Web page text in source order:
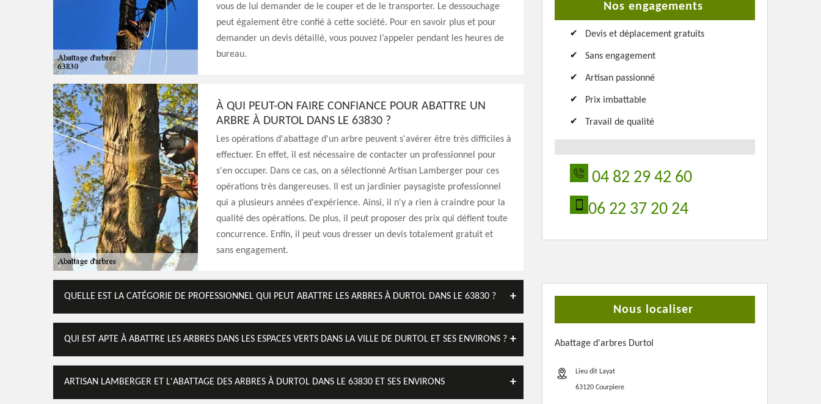
vous de lui demander de le couper et de le transporter. Le dessouchage
peut également être confié à cette société. Pour en savoir plus et pour
demander un devis détaillé, vous pouvez l’appeler pendant les heures de
bureau.
À QUI PEUT-ON FAIRE CONFIANCE POUR ABATTRE UN
ARBRE À DURTOL DANS LE 63830 ?
Les opérations d'abattage d'un arbre peuvent s'avérer être très difficiles à
effectuer. En effet, il est nécessaire de contacter un professionnel pour
s'en occuper. Dans ce cas, on a sélectionné Artisan Lamberger pour ces
opérations très dangereuses. Il est un jardinier paysagiste professionnel
qui a plusieurs années d'expérience. Ainsi, il n'y a rien à craindre pour la
qualité des opérations. De plus, il peut proposer des prix qui défient toute
concurrence. Enfin, il peut vous dresser un devis totalement gratuit et
sans engagement.
QUELLE EST LA CATÉGORIE DE PROFESSIONNEL QUI PEUT ABATTRE LES ARBRES À DURTOL DANS LE 63830 ?
QUI EST APTE À ABATTRE LES ARBRES DANS LES ESPACES VERTS DANS LA VILLE DE DURTOL ET SES ENVIRONS ?
ARTISAN LAMBERGER ET L'ABATTAGE DES ARBRES À DURTOL DANS LE 63830 ET SES ENVIRONS
Nos engagements
Devis et déplacement gratuits
Sans engagement
Artisan passionné
Prix imbattable
Travail de qualité
04 82 29 42 60
06 22 37 20 24
Nous localiser
Abattage d'arbres Durtol
Lieu dit Layat
63120 Courpiere